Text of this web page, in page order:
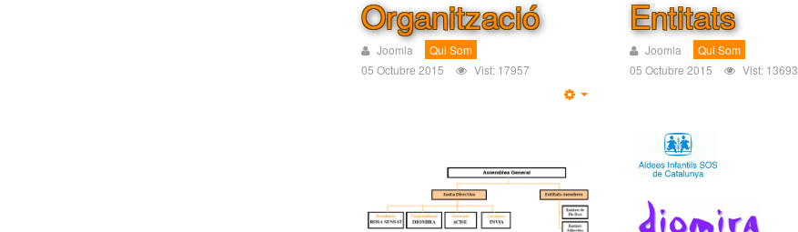
Organització
Joomla
Qui Som
05 Octubre 2015
Vist: 17957
Entitats
Joomla
Qui Som
05 Octubre 2015
Vist: 13693